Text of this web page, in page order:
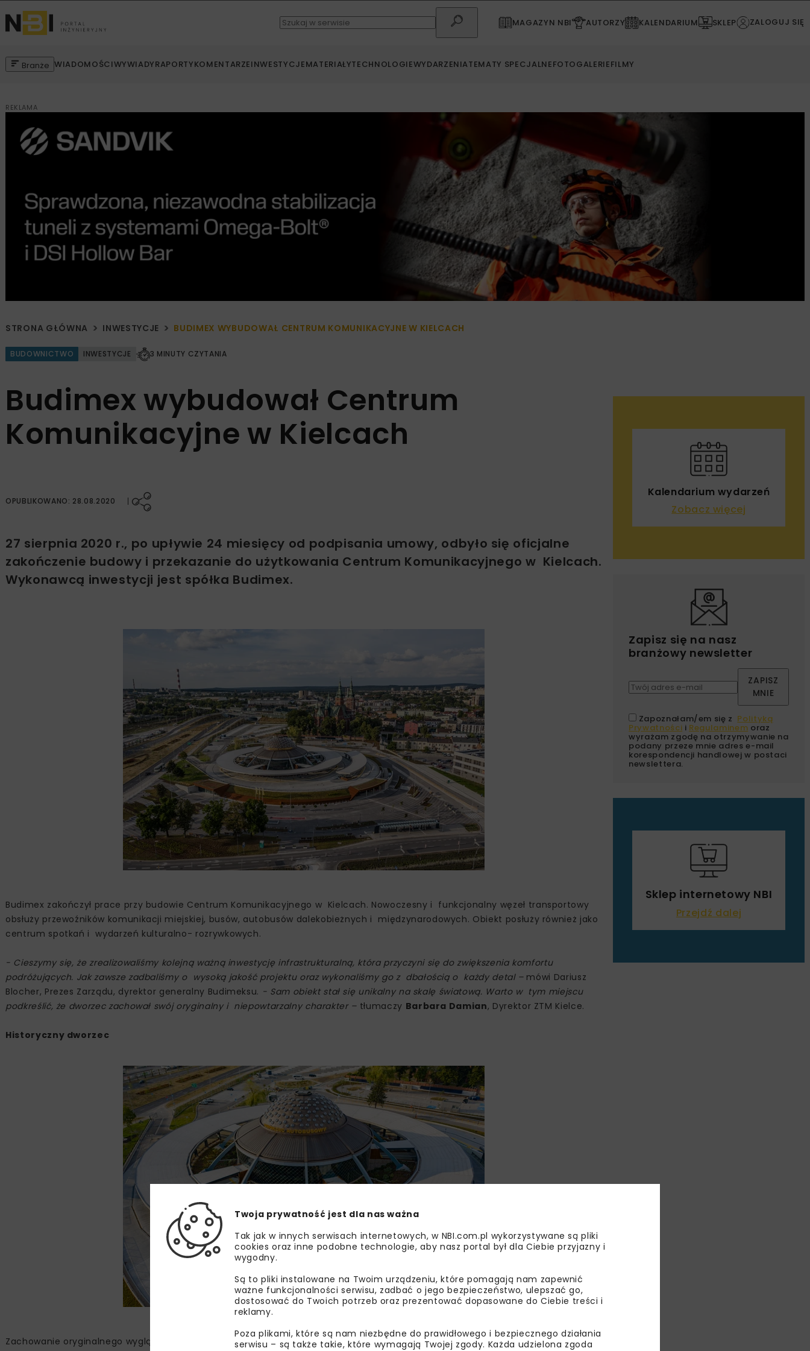
MAGAZYN NBI AUTORZY KALENDARIUM SKLEP ZALOGUJ SIĘ
Branże WIADOMOŚCIWYWIADYRAPORTYKOMENTARZEINWESTYCJEMATERIAŁYTECHNOLOGIEWYDARZENIATEMATY SPECJALNEFOTOGALERIEFILMY
REKLAMA
STRONA GŁÓWNA INWESTYCJE BUDIMEX WYBUDOWAŁ CENTRUM KOMUNIKACYJNE W KIELCACH
BUDOWNICTWO INWESTYCJE 3 MINUTY CZYTANIA
Budimex wybudował Centrum
Komunikacyjne w Kielcach
OPUBLIKOWANO: 28.08.2020
27 sierpnia 2020 r., po upływie 24 miesięcy od podpisania umowy, odbyło się oficjalne
zakończenie budowy i przekazanie do użytkowania Centrum Komunikacyjnego w Kielcach.
Wykonawcą inwestycji jest spółka Budimex.
Budimex zakończył prace przy budowie Centrum Komunikacyjnego w Kielcach. Nowoczesny i funkcjonalny węzeł transportowy
obsłuży przewoźników komunikacji miejskiej, busów, autobusów dalekobieżnych i międzynarodowych. Obiekt posłuży również jako
centrum spotkań i wydarzeń kulturalno- rozrywkowych.
- Cieszymy się, że zrealizowaliśmy kolejną ważną inwestycję infrastrukturalną, która przyczyni się do zwiększenia komfortu
podróżujących. Jak zawsze zadbaliśmy o wysoką jakość projektu oraz wykonaliśmy go z dbałością o każdy detal – mówi Dariusz
Blocher, Prezes Zarządu, dyrektor generalny Budimeksu. - Sam obiekt stał się unikalny na skalę światową. Warto w tym miejscu
podkreślić, że dworzec zachował swój oryginalny i niepowtarzalny charakter – tłumaczy Barbara Damian, Dyrektor ZTM Kielce.
Historyczny dworzec
Zachowanie oryginalnego wyglądu dworca było głównym zadaniem generalnego wykonawcy, który był odpowiedzialny
Kalendarium wydarzeń
Zobacz więcej
Zapisz się na nasz
branżowy newsletter
ZAPISZ
MNIE
Zapoznałam/em się z Polityką
Prywatności i Regulaminem oraz
wyrażam zgodę na otrzymywanie na
podany przeze mnie adres e-mail
korespondencji handlowej w postaci
newslettera.
Sklep internetowy NBI
Przejdź dalej
Twoja prywatność jest dla nas ważna
Tak jak w innych serwisach internetowych, w NBI.com.pl wykorzystywane są pliki
cookies oraz inne podobne technologie, aby nasz portal był dla Ciebie przyjazny i
wygodny.
Są to pliki instalowane na Twoim urządzeniu, które pomagają nam zapewnić
ważne funkcjonalności serwisu, zadbać o jego bezpieczeństwo, ulepszać go,
dostosować do Twoich potrzeb oraz prezentować dopasowane do Ciebie treści i
reklamy.
Poza plikami, które są nam niezbędne do prawidłowego i bezpiecznego działania
serwisu – są także takie, które wymagają Twojej zgody. Każda udzielona zgoda